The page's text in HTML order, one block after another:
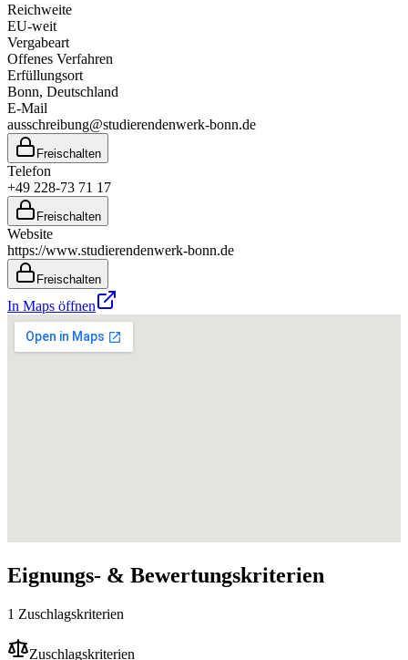
Reichweite
EU-weit
Vergabeart
Offenes Verfahren
Erfüllungsort
Bonn, Deutschland
E-Mail
ausschreibung@studierendenwerk-bonn.de
Freischalten
Telefon
+49 228-73 71 17
Freischalten
Website
https://www.studierendenwerk-bonn.de
Freischalten
In Maps öffnen
Eignungs- & Bewertungskriterien
1 Zuschlagskriterien
Zuschlagskriterien